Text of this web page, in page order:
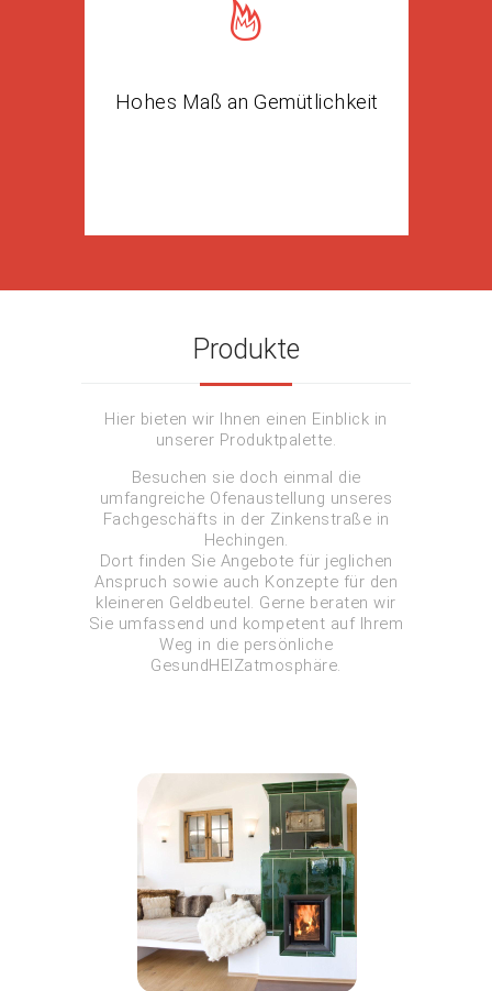
Hohes Maß an Gemütlichkeit
Produkte
Hier bieten wir Ihnen einen Einblick in
unserer Produktpalette.
Besuchen sie doch einmal die
umfangreiche Ofenaustellung unseres
Fachgeschäfts in der Zinkenstraße in
Hechingen.
Dort finden Sie Angebote für jeglichen
Anspruch sowie auch Konzepte für den
kleineren Geldbeutel. Gerne beraten wir
Sie umfassend und kompetent auf Ihrem
Weg in die persönliche
GesundHEIZatmosphäre.